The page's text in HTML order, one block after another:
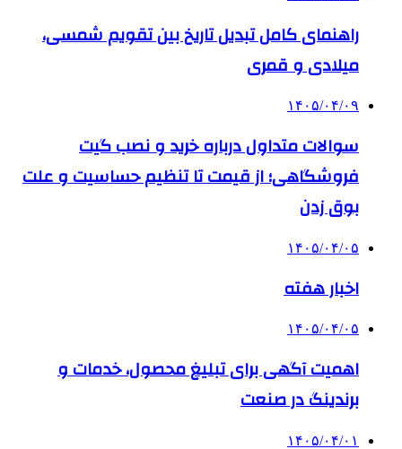
راهنمای کامل تبدیل تاریخ بین تقویم شمسی،
میلادی و قمری
۱۴۰۵/۰۴/۰۹
سوالات متداول درباره خرید و نصب گیت
فروشگاهی؛ از قیمت تا تنظیم حساسیت و علت
بوق زدن
۱۴۰۵/۰۴/۰۵
اخبار هفته
۱۴۰۵/۰۴/۰۵
اهمیت آگهی برای تبلیغ محصول، خدمات و
برندینگ در صنعت
۱۴۰۵/۰۴/۰۱